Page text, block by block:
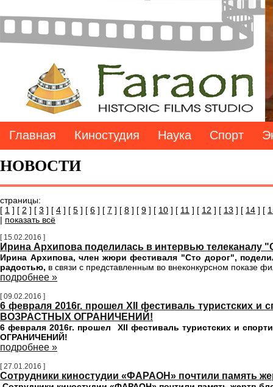
Главная Киностудия Наука Спорт
НОВОСТИ
страницы:
[ 1 ] [ 2 ] [ 3 ] [ 4 ] [ 5 ] [ 6 ] [ 7 ] [ 8 ] [ 9 ] [ 10 ] [ 11 ] [ 12 ] [ 13 ] [ 14 ] [
| показать всё
[ 15.02.2016 ]
Ирина Архипова поделилась в интервью телеканалу
Ирина Архипова, член жюри фестиваля "Сто дорог",
радостью, в связи с представленным во внеконкурсном показе
подробнее »
[ 09.02.2016 ]
6 февраля 2016г. прошел XII фестиваль
ВОЗРАСТНЫХ ОГРАНИЧЕНИЙ!
6 февраля 2016г. прошел XII фестиваль туристских и
ОГРАНИЧЕНИЙ!
подробнее »
[ 27.01.2016 ]
Сотрудники киностудии «ФАРАОН» почтили память